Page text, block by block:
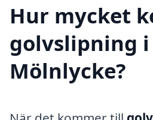
Hur mycket
golvslipning i
Mölnlycke?